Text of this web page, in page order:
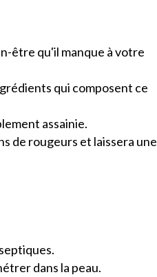
être qu'il manque à votre
qui composent ce
assainie.
de rougeurs et laissera une
dans la peau.